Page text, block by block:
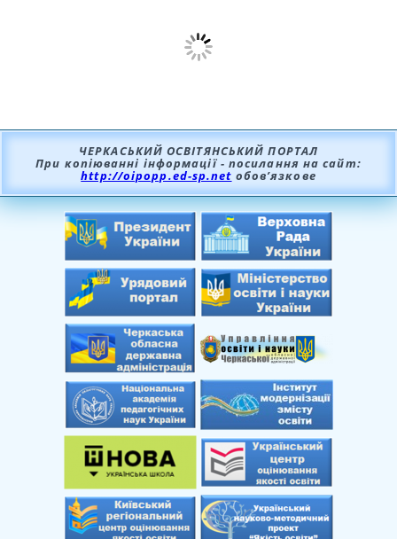
ЧЕРКАСЬКИЙ ОСВІТЯНСЬКИЙ ПОРТАЛ
При копіюванні інформації - посилання на сайт:
http://oipopp.ed-sp.net обов’язкове